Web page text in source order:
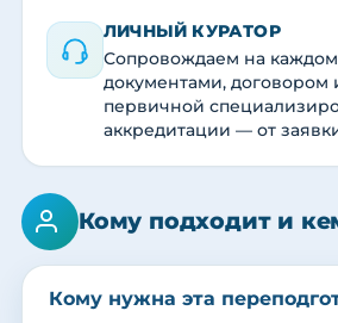
ЛИЧНЫЙ КУРАТОР
Сопровождаем на
документами, договором
первичной
аккредитации — от
Кому подходит и
Кому нужна эта